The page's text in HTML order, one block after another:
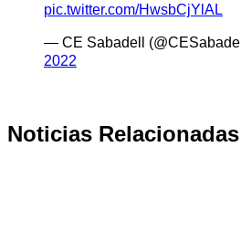
pic.twitter.com/HwsbCjYlAL
— CE Sabadell
2022
Noticias Relacionadas